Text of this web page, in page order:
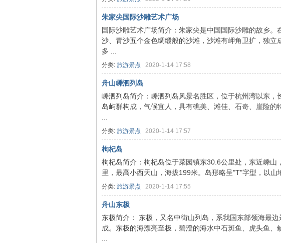
朱家尖国际沙雕艺术广场
国际沙雕艺术广场简介：朱家尖是中国国际沙雕的故乡
沙、青沙五个金色绸缎般的沙滩，沙滩有岬角卫扩，独
多 ...
分类: 旅游景点 2020-1-14 17:58
舟山嵊泗列岛
嵊泗列岛简介：嵊泗列岛风景名胜区，位于杭州湾以东
岛屿群构成，气候宜人，具有礁美、滩佳、石奇、崖险
分类: 旅游景点 2020-1-14 17:57
枸杞岛
枸杞岛简介：枸杞岛位于菜园镇东30.6公里处，东近嵊
里，最高小西天山，海拔199米。岛形略呈"T"字型，以山
分类: 旅游景点 2020-1-14 17:55
舟山东极
东极简介： 东极，又名中街山列岛，系我国东部领海最
成。东极的海漂亮至极，碧澄的海水中石斑鱼、虎头鱼